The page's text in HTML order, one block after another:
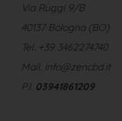
Via Ruggi 9/B
40137 Bologna (BO)
Tel. +39 3462274740
Mail. info@zencbd.it
P.I. 03941861209